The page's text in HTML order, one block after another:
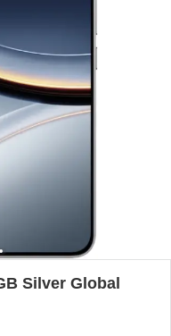
Silver Global